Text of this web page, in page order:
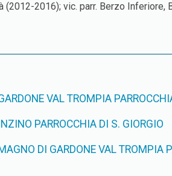
(2012-2016); vic. parr. Berzo Inferiore,
VAL TROMPIA
INZINO PARROCCHIA DI S. GIORGIO
DI GARDONE VAL TROMPIA